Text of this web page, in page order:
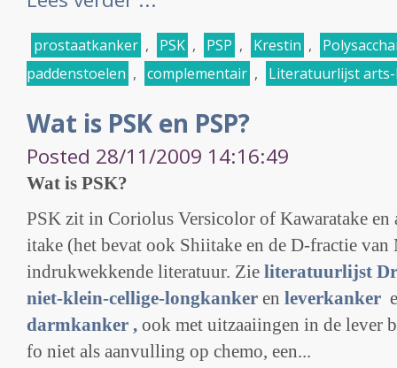
prostaatkanker , PSK , PSP , Krestin ,
paddenstoelen , complementair , Literatuurlijst
Wat is PSK en PSP?
Posted 28/11/2009 14:16:49
Wat is PSK?
PSK zit in Coriolus Versicolor of Kawaratake
itake (het bevat ook Shiitake en de D-fractie van
indrukwekkende literatuur. Zie literatuurlijst
niet-klein-cellige-longkanker en leverkanker
darmkanker , ook met uitzaaiingen in de lever
fo niet als aanvulling op chemo, een...